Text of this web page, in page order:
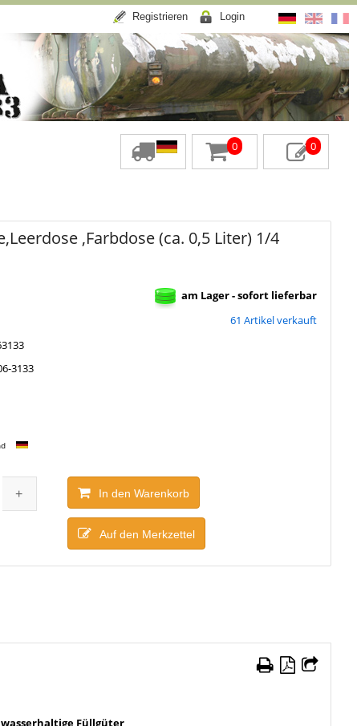
Registrieren Login
0 0
,Farbdose (ca. 0,5 Liter) 1/4
3133
am Lager - sofort lieferbar
61 Artikel verkauft
In den Warenkorb
Auf den Merkzettel
Füllgüter